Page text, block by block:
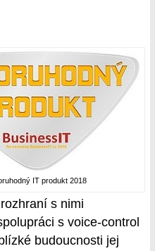
IT produkt 2018
s nimi
s voice-control
budoucnosti jej